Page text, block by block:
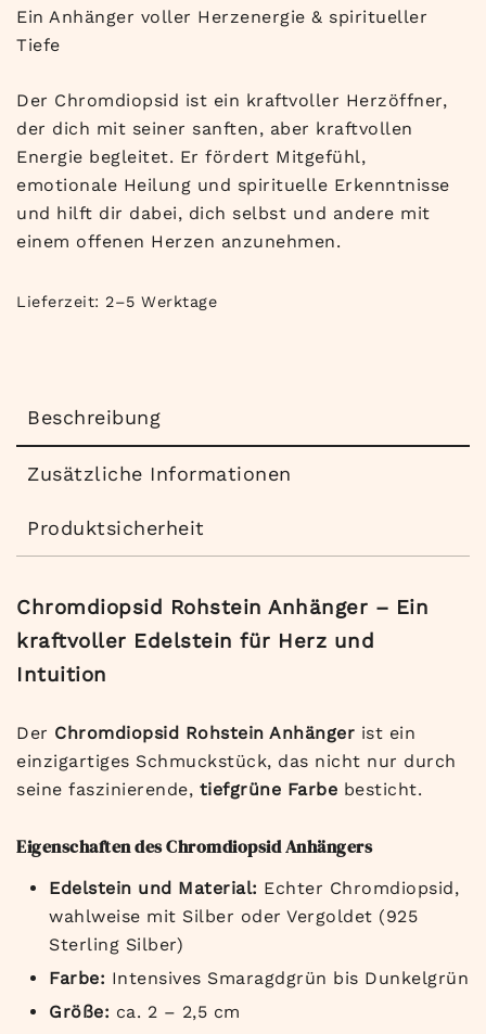
Ein Anhänger voller Herzenergie & spiritueller
Tiefe
Der Chromdiopsid ist ein kraftvoller Herzöffner,
der dich mit seiner sanften, aber kraftvollen
Energie begleitet. Er fördert Mitgefühl,
emotionale Heilung und spirituelle Erkenntnisse
und hilft dir dabei, dich selbst und andere mit
einem offenen Herzen anzunehmen.
Lieferzeit: 2–5 Werktage
Beschreibung
Zusätzliche Informationen
Produktsicherheit
Chromdiopsid Rohstein Anhänger – Ein
kraftvoller Edelstein für Herz und
Intuition
Der Chromdiopsid Rohstein Anhänger ist ein
einzigartiges Schmuckstück, das nicht nur durch
seine faszinierende, tiefgrüne Farbe besticht.
Eigenschaften des Chromdiopsid Anhängers
Edelstein und Material: Echter Chromdiopsid,
wahlweise mit Silber oder Vergoldet (925
Sterling Silber)
Farbe: Intensives Smaragdgrün bis Dunkelgrün
Größe: ca. 2 – 2,5 cm